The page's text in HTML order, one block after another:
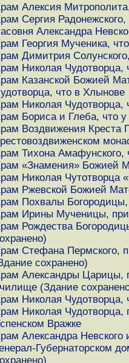
Алексия
Сергия
Александра
Георгия Мученика,
Димитрия
Николая Чудотворца,
Казанской Божией
что в Хлынове
Николая Чудотворца,
Бориса и Глеба, что у
Воздвижения Креста
Тихона Амафунского,
«Знамения» Божией
Николая Чутотворца
Ржевской Божией
Похвалы
Ирины Мученицы,
Рождества
Стефана Пермского,
сохранено)
Александры Царицы,
(Здание
Николая Чудотворца,
Николая Чудотворца,
Вражке
Александра Невского
Губернаторском